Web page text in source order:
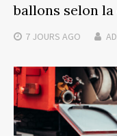
ballons selon
7 JOURS AGO